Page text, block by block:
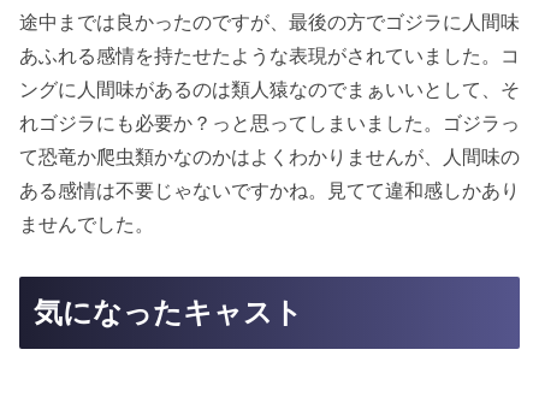
途中までは良かったのですが、最後の方でゴジラに人間味
あふれる感情を持たせたような表現がされていました。コ
ングに人間味があるのは類人猿なのでまぁいいとして、そ
れゴジラにも必要か？っと思ってしまいました。ゴジラっ
て恐竜か爬虫類かなのかはよくわかりませんが、人間味の
ある感情は不要じゃないですかね。見てて違和感しかあり
ませんでした。
気になったキャスト